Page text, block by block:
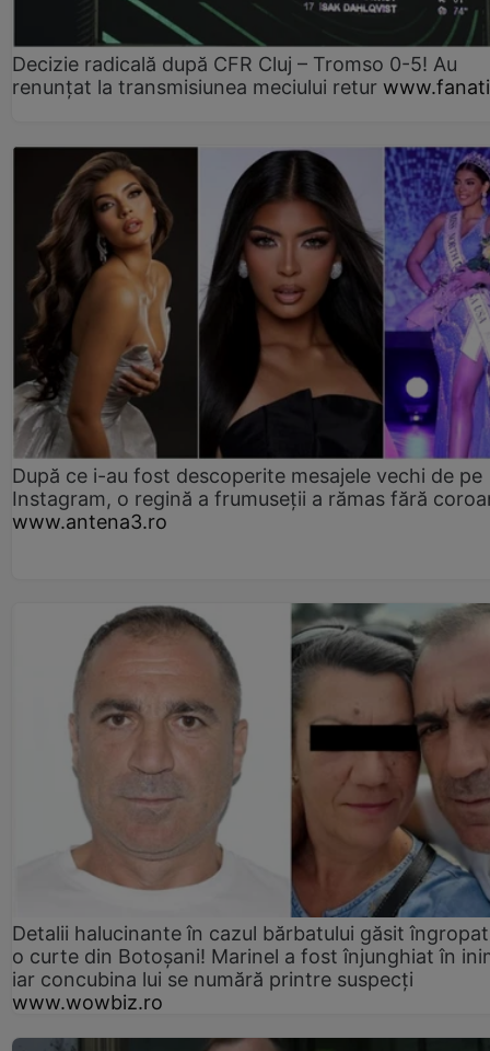
Decizie radicală după CFR Cluj – Tromso 0-5! Au
renunțat la transmisiunea meciului retur
După ce i-au fost descoperite mesajele vechi de pe
Instagram, o regină a frumuseții a rămas fără
www.antena3.ro
Detalii halucinante în cazul bărbatului găsit
o curte din Botoșani! Marinel a fost înjunghiat în
iar concubina lui se numără printre suspecți
www.wowbiz.ro